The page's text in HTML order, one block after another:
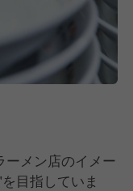
く仕事ができるか
、お客様の要望に
ります。
献する」という
掲げている背景
ーメン店のイメー
目指していま